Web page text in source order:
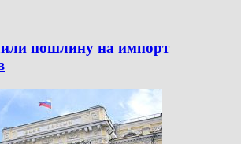
пошлину на импорт